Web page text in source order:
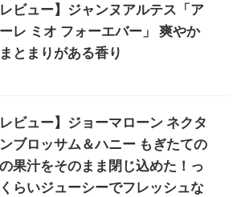
レビュー】ジャンヌアルテス「ア
レ ミオ フォーエバー」 爽やか
とまりがある香り
レビュー】ジョーマローン ネクタ
ブロッサム＆ハニー もぎたての
果汁をそのまま閉じ込めた！っ
らいジューシーでフレッシュな